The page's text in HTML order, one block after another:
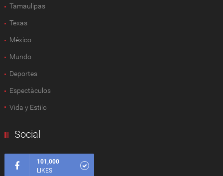
Tamaulipas
Texas
México
Mundo
Deportes
Espectàculos
Vida y Estilo
Social
101,000
LIKES